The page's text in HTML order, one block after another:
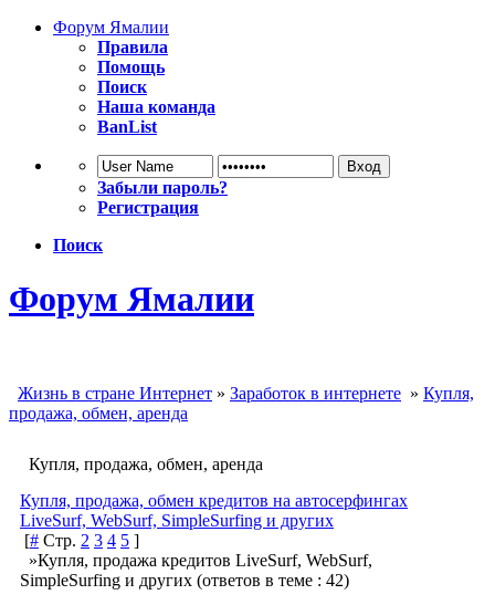
Форум Ямалии
Правила
Помощь
Поиск
Наша команда
BanList
Забыли пароль?
Регистрация
Поиск
Форум Ямалии
Жизнь в стране Интернет » Заработок в интернете » Купля,
продажа, обмен, аренда
Купля, продажа, обмен, аренда
Купля, продажа, обмен кредитов на автосерфингах
LiveSurf, WebSurf, SimpleSurfing и других
[# Стр. 2 3 4 5 ]
»Купля, продажа кредитов LiveSurf, WebSurf,
SimpleSurfing и других (ответов в теме : 42)